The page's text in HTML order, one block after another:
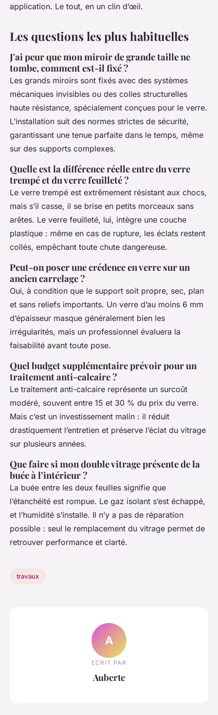
application. Le tout, en un clin d’œil.
Les questions les plus habituelles
J'ai peur que mon miroir de grande taille ne
tombe, comment est-il fixé ?
Les grands miroirs sont fixés avec des systèmes
mécaniques invisibles ou des colles structurelles
haute résistance, spécialement conçues pour le verre.
L’installation suit des normes strictes de sécurité,
garantissant une tenue parfaite dans le temps, même
sur des supports complexes.
Quelle est la différence réelle entre du verre
trempé et du verre feuilleté ?
Le verre trempé est extrêmement résistant aux chocs,
mais s’il casse, il se brise en petits morceaux sans
arêtes. Le verre feuilleté, lui, intègre une couche
plastique : même en cas de rupture, les éclats restent
collés, empêchant toute chute dangereuse.
Peut-on poser une crédence en verre sur un
ancien carrelage ?
Oui, à condition que le support soit propre, sec, plan
et sans reliefs importants. Un verre d’au moins 6 mm
d’épaisseur masque généralement bien les
irrégularités, mais un professionnel évaluera la
faisabilité avant toute pose.
Quel budget supplémentaire prévoir pour un
traitement anti-calcaire ?
Le traitement anti-calcaire représente un surcoût
modéré, souvent entre 15 et 30 % du prix du verre.
Mais c’est un investissement malin : il réduit
drastiquement l’entretien et préserve l’éclat du vitrage
sur plusieurs années.
Que faire si mon double vitrage présente de la
buée à l’intérieur ?
La buée entre les deux feuilles signifie que
l’étanchéité est rompue. Le gaz isolant s’est échappé,
et l’humidité s’installe. Il n’y a pas de réparation
possible : seul le remplacement du vitrage permet de
retrouver performance et clarté.
travaux
A
ECRIT PAR
Auberte